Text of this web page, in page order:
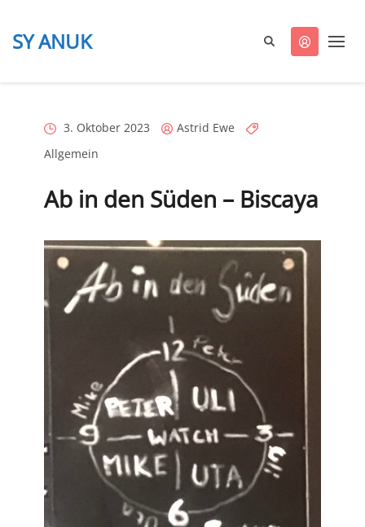
SY ANUK
Posted
on
3. Oktober 2023
Posted
Astrid Ewe
Allgemein
Ab in den Süden – Biscaya